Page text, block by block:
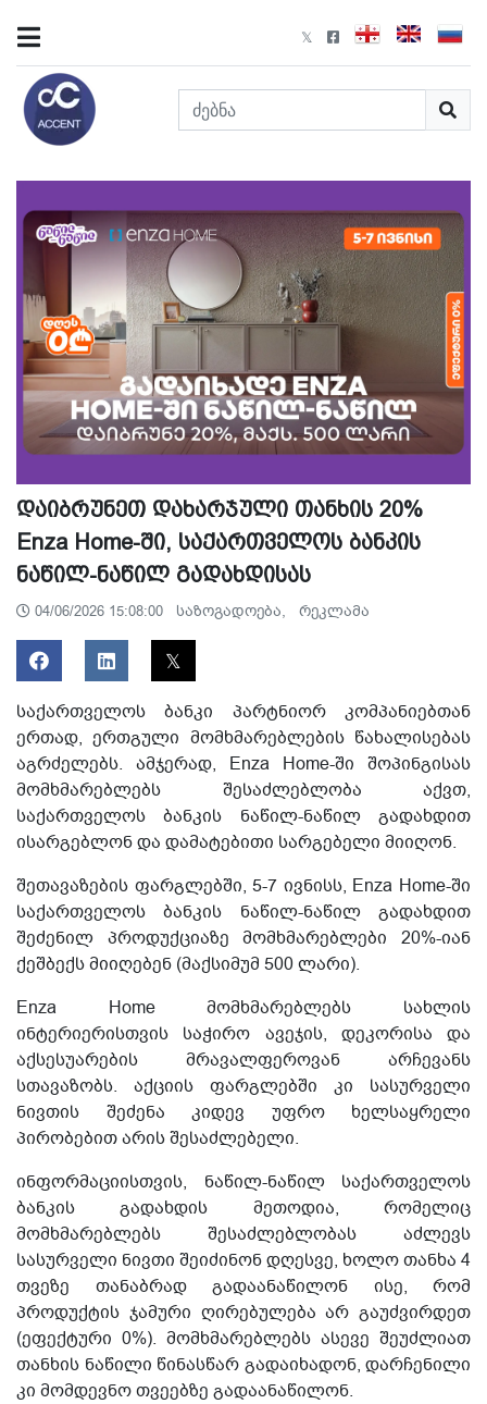
დაიბრუნეთ დახარჯული თანხის 20%
Enza Home-ში, საქართველოს ბანკის
ნაწილ-ნაწილ გადახდისას
04/06/2026 15:08:00 საზოგადოება, რეკლამა
საქართველოს ბანკი პარტნიორ კომპანიებთან
ერთად, ერთგული მომხმარებლების წახალისებას
აგრძელებს. ამჯერად, Enza Home-ში შოპინგისას
მომხმარებლებს შესაძლებლობა აქვთ,
საქართველოს ბანკის ნაწილ-ნაწილ გადახდით
ისარგებლონ და დამატებითი სარგებელი მიიღონ.
შეთავაზების ფარგლებში, 5-7 ივნისს, Enza Home-ში
საქართველოს ბანკის ნაწილ-ნაწილ გადახდით
შეძენილ პროდუქციაზე მომხმარებლები 20%-იან
ქეშბექს მიიღებენ (მაქსიმუმ 500 ლარი).
Enza Home მომხმარებლებს სახლის
ინტერიერისთვის საჭირო ავეჯის, დეკორისა და
აქსესუარების მრავალფეროვან არჩევანს
სთავაზობს. აქციის ფარგლებში კი სასურველი
ნივთის შეძენა კიდევ უფრო ხელსაყრელი
პირობებით არის შესაძლებელი.
ინფორმაციისთვის, ნაწილ-ნაწილ საქართველოს
ბანკის გადახდის მეთოდია, რომელიც
მომხმარებლებს შესაძლებლობას აძლევს
სასურველი ნივთი შეიძინონ დღესვე, ხოლო თანხა 4
თვეზე თანაბრად გადაანაწილონ ისე, რომ
პროდუქტის ჯამური ღირებულება არ გაუძვირდეთ
(ეფექტური 0%). მომხმარებლებს ასევე შეუძლიათ
თანხის ნაწილი წინასწარ გადაიხადონ, დარჩენილი
კი მომდევნო თვეებზე გადაანაწილონ.